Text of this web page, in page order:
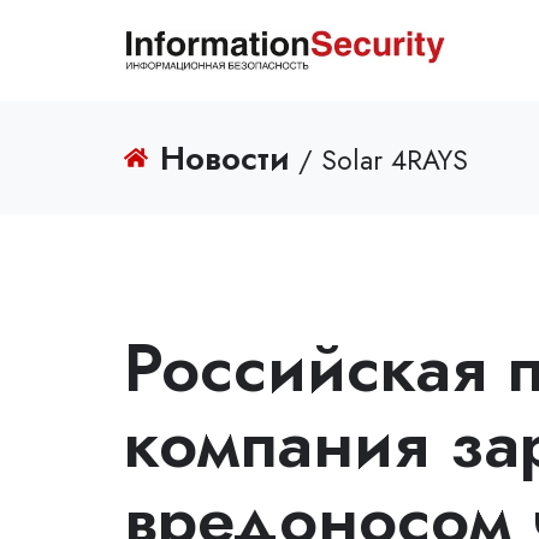
Новости / Solar 4RAYS
компания
вредоносом